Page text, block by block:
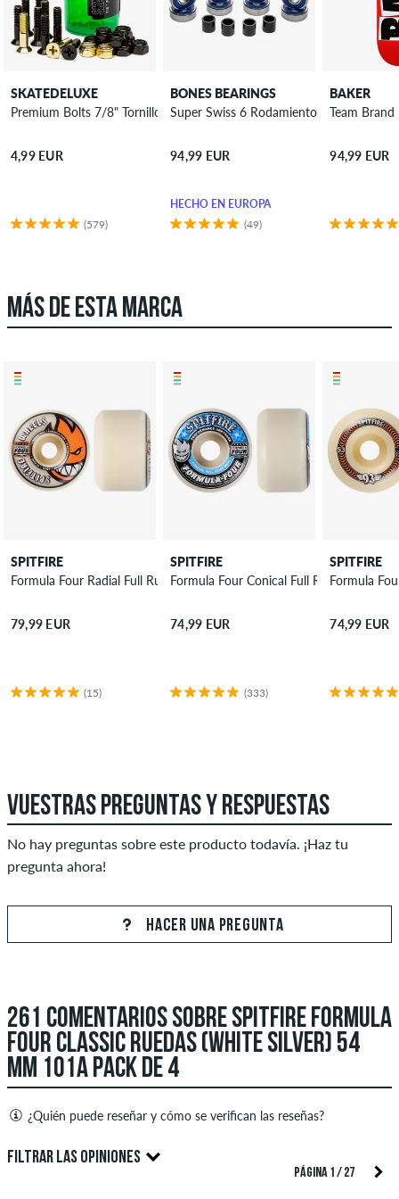
SKATEDELUXE
Premium Bolts 7/8" Tornillos Cabeza Phillips (cruz)
4,99 EUR
(579)
BONES BEARINGS
Super Swiss 6 Rodamientos
94,99 EUR
HECHO EN EUROPA
(49)
BAKER
Team
94,99 EUR
MÁS DE ESTA MARCA
SPITFIRE
Formula Four Radial Full Ruedas 60 mm 99A Pack de 4
79,99 EUR
(15)
SPITFIRE
Formula Four Conical Full Ruedas 52
74,99 EUR
(333)
SPITFIRE
Formula
74,99 EUR
VUESTRAS PREGUNTAS Y RESPUESTAS
No hay preguntas sobre este producto todavía. ¡Haz tu
pregunta ahora!
HACER UNA PREGUNTA
261 COMENTARIOS SOBRE SPITFIRE FORMULA
FOUR CLASSIC RUEDAS (WHITE SILVER) 54
MM 101A PACK DE 4
¿Quién puede reseñar y cómo se verifican las reseñas?
Solo las personas con una cuenta de cliente de skatedeluxe
pueden crear reseñas. Estas se publicarán después de nuestra
FILTRAR LAS OPINIONES
PÁGINA 1 / 27